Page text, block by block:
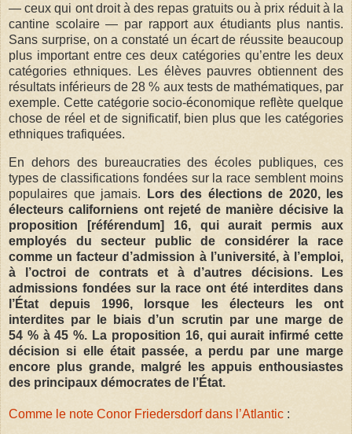
— ceux qui ont droit à des repas gratuits ou à prix réduit à la
cantine scolaire — par rapport aux étudiants plus nantis.
Sans surprise, on a constaté un écart de réussite beaucoup
plus important entre ces deux catégories qu’entre les deux
catégories ethniques. Les élèves pauvres obtiennent des
résultats inférieurs de 28 % aux tests de mathématiques, par
exemple. Cette catégorie socio-économique reflète quelque
chose de réel et de significatif, bien plus que les catégories
ethniques trafiquées.
En dehors des bureaucraties des écoles publiques, ces
types de classifications fondées sur la race semblent moins
populaires que jamais. Lors des élections de 2020, les
électeurs californiens ont rejeté de manière décisive la
proposition [référendum] 16, qui aurait permis aux
employés du secteur public de considérer la race
comme un facteur d’admission à l’université, à l’emploi,
à l’octroi de contrats et à d’autres décisions. Les
admissions fondées sur la race ont été interdites dans
l’État depuis 1996, lorsque les électeurs les ont
interdites par le biais d’un scrutin par une marge de
54 % à 45 %. La proposition 16, qui aurait infirmé cette
décision si elle était passée, a perdu par une marge
encore plus grande, malgré les appuis enthousiastes
des principaux démocrates de l’État.
Comme le note Conor Friedersdorf dans l’Atlantic :